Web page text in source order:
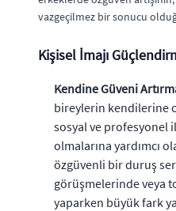
vazgeçilmez bir sonucu
Kişisel İmajı
Kendine Güveni
bireylerin kendilerine
sosyal ve profesyonel
olmalarına yardımcı
özgüvenli bir duruş
görüşmelerinde veya
yaparken büyük fark